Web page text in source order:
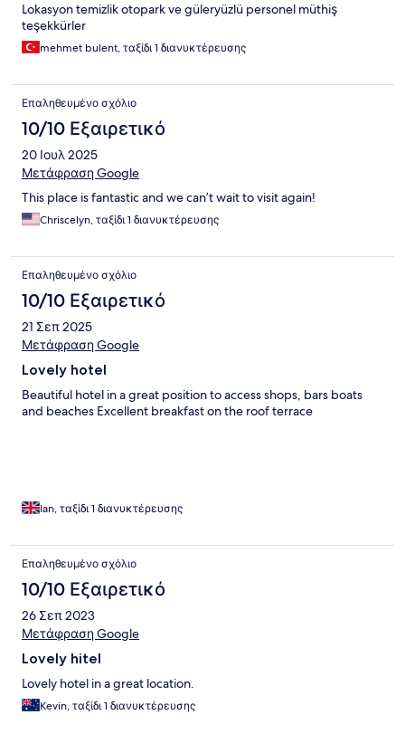
Lokasyon temizlik otopark ve güleryüzlü personel müthiş
teşekkürler
mehmet bulent, ταξίδι 1 διανυκτέρευσης
Επαληθευμένο σχόλιο
10/10 Εξαιρετικό
20 Ιουλ 2025
Μετάφραση Google
This place is fantastic and we can’t wait to visit again!
Chriscelyn, ταξίδι 1 διανυκτέρευσης
Επαληθευμένο σχόλιο
10/10 Εξαιρετικό
21 Σεπ 2025
Μετάφραση Google
Lovely hotel
Beautiful hotel in a great position to access shops, bars boats
and beaches Excellent breakfast on the roof terrace
Ian, ταξίδι 1 διανυκτέρευσης
Επαληθευμένο σχόλιο
10/10 Εξαιρετικό
26 Σεπ 2023
Μετάφραση Google
Lovely hitel
Lovely hotel in a great location.
Kevin, ταξίδι 1 διανυκτέρευσης